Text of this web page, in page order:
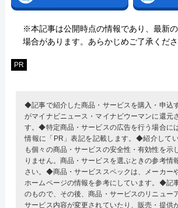
※本記事は公開時点の情報であり、最新
場合があります。あらかじめご了承くださ
PR
◆記事で紹介した商品・サービスを購入・申込
がマイナビニュース・マイナビウーマンに還元
す。◆特定商品・サービスの広告を行う場合に
情報に「PR」表記を記載します。◆紹介して
も個々の商品・サービスの安全性・有効性を示
りません。商品・サービスを選ぶときの参考情
さい。◆商品・サービススペックは、メーカー
ホームページの情報を参考にしています。◆記
のもので、その後、商品・サービスのリニュー
サービス内容が変更されていたり、販売・提供